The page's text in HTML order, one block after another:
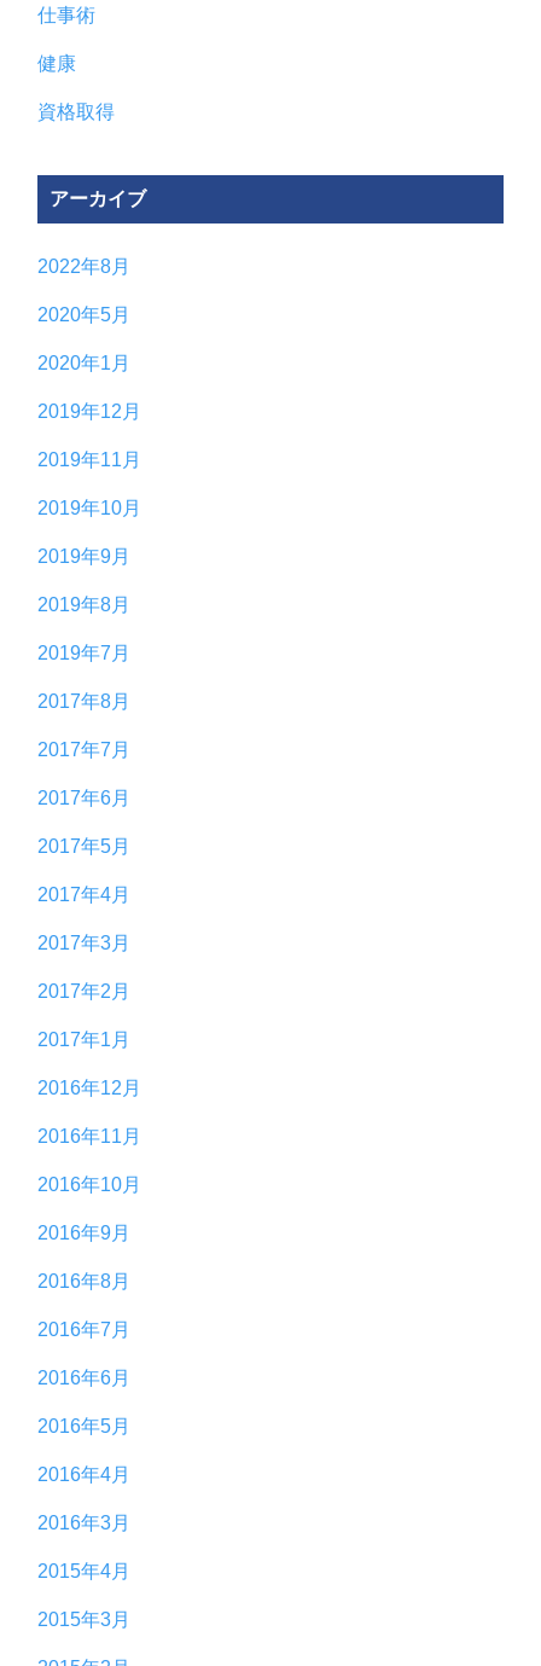
仕事術
健康
資格取得
アーカイブ
2022年8月
2020年5月
2020年1月
2019年12月
2019年11月
2019年10月
2019年9月
2019年8月
2019年7月
2017年8月
2017年7月
2017年6月
2017年5月
2017年4月
2017年3月
2017年2月
2017年1月
2016年12月
2016年11月
2016年10月
2016年9月
2016年8月
2016年7月
2016年6月
2016年5月
2016年4月
2016年3月
2015年4月
2015年3月